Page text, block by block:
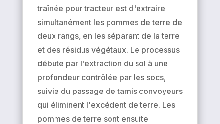
traînée pour tracteur est d'extraire
simultanément les pommes de terre de
deux rangs, en les séparant de la terre
et des résidus végétaux. Le processus
débute par l'extraction du sol à une
profondeur contrôlée par les socs,
suivie du passage de tamis convoyeurs
qui éliminent l'excédent de terre. Les
pommes de terre sont ensuite